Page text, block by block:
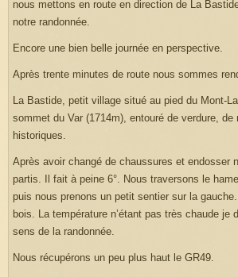
nous mettons en route en direction de La
notre randonnée.
Encore une bien belle journée en perspective.
Après trente minutes de route nous sommes
La Bastide, petit village situé au pied du Mont-
sommet du Var (1714m), entouré de verdure,
historiques.
Après avoir changé de chaussures et endosser
partis. Il fait à peine 6°. Nous traversons le
puis nous prenons un petit sentier sur la
bois. La température n’étant pas très chaude je
sens de la randonnée.
Nous récupérons un peu plus haut le GR49.